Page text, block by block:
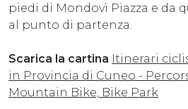
piedi di Mondovì Piazza e da
al punto di partenza.
Scarica la cartina Itinerari
in Provincia di Cuneo -
Mountain Bike, Bike Park